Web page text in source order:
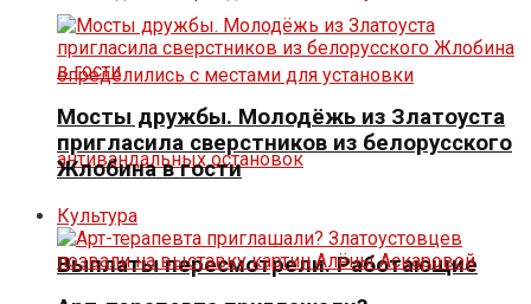
Выплаты пересмотрели. Работающие
Мосты дружбы. Молодёжь из Златоуста
пригласила сверстников из белорусского
Жлобина в гости
Культура